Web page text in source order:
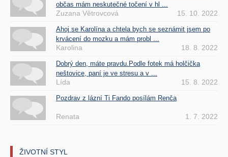
občas mám neskutečné točení v hl ...
Zuzana Větrovcová 15. 10. 2022
Ahoj se Karolína a chtela bych se seznámit jsem po
krvácení do mozku a mám probl ...
Karolina 18. 8. 2022
Dobrý den, máte pravdu.Podle fotek má holčička
neštovice, paní je ve stresu a v ...
Lída 15. 8. 2022
Pozdrav z lázní Ti Fando posílám Renča
Renata 1. 7. 2022
ŽIVOTNÍ STYL